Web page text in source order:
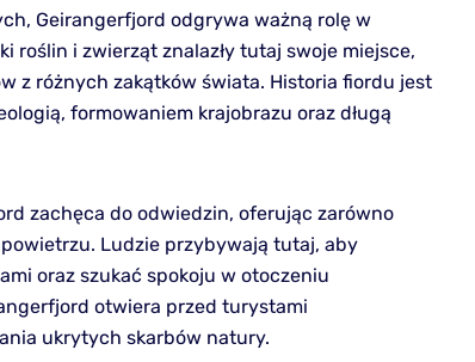
Geirangerfjord odgrywa ważną rolę w
roślin i zwierząt znalazły tutaj swoje miejsce,
z różnych zakątków świata. Historia fiordu jest
formowaniem krajobrazu oraz długą
zachęca do odwiedzin, oferując zarówno
Ludzie przybywają tutaj, aby
oraz szukać spokoju w otoczeniu
otwiera przed turystami
ukrytych skarbów natury.